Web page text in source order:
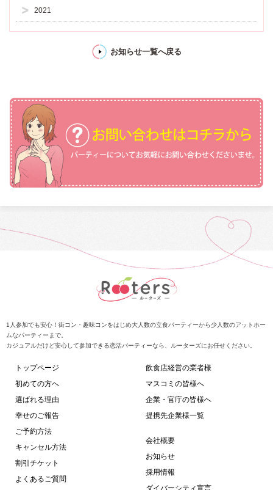
2021
お知らせ一覧へ戻る
1人参加でも安心！街コン・趣味コンをはじめ大人数の立食パーティーから少人数のアットホー
ムなパーティーまで。
カジュアルだけど安心して参加できる恋活パーティーなら、ルーターズにお任せください。
トップページ
初めての方へ
選ばれる理由
幸せのご報告
ご予約方法
キャンセル方法
割引チケット
よくあるご質問
飲食店経営の業者様
マスコミの皆様へ
企業・官庁の皆様へ
提携先企業様一覧
会社概要
お知らせ
採用情報
ダイバーシティ宣言